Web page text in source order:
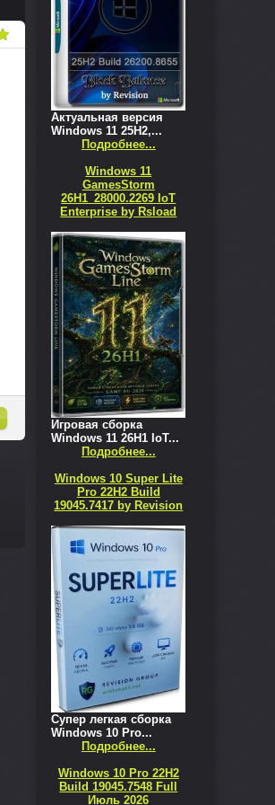
Актуальная версия
Windows 11 25H2,...
Подробнее...
Windows 11
GamesStorm
26H1_28000.2269 IoT
Enterprise by Rsload
Игровая сборка
Windows 11 26H1 IoT...
Подробнее...
Windows 10 Super Lite
Pro 22H2 Build
19045.7417 by Revision
Супер легкая сборка
Windows 10 Pro...
Подробнее...
Windows 10 Pro 22H2
Build 19045.7548 Full
Июль 2026